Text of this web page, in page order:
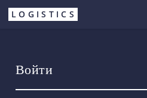
Перейти
LOGISTICS
Войти